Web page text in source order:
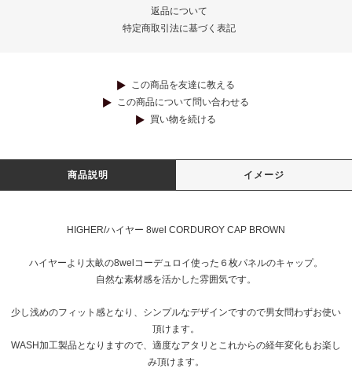
返品について
特定商取引法に基づく表記
この商品を友達に教える
この商品について問い合わせる
買い物を続ける
商品説明 イメージ
HIGHER/ハイヤー 8wel CORDUROY CAP BROWN
ハイヤーより太畝の8welコーデュロイ使った６枚パネルのキャップ。
自然な素材感を活かした雰囲気です。
少し浅めのフィット感となり、シンプルなデザインですので男女問わずお使い
頂けます。
WASH加工製品となりますので、適度なアタリとこれからの経年変化もお楽し
み頂けます。